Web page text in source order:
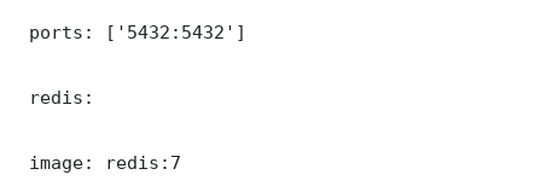
ports: ['5432:5432']
redis:
image: redis:7